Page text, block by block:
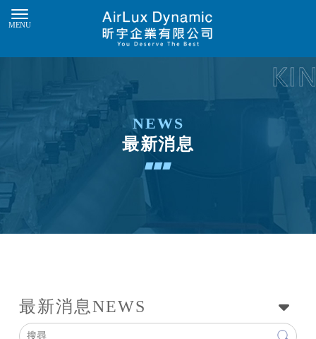
最新消息
最新消息NEWS